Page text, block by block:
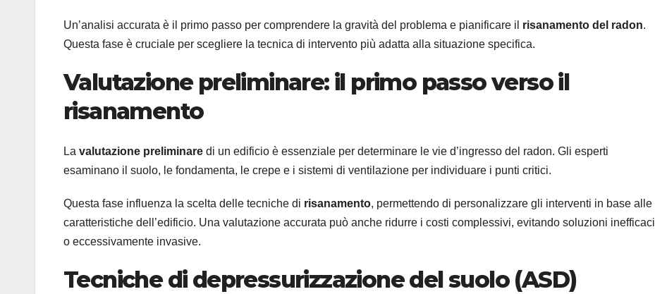
Un’analisi accurata è il primo passo per comprendere la gravità del problema e pianificare il risanamento del radon.
Questa fase è cruciale per scegliere la tecnica di intervento più adatta alla situazione specifica.
Valutazione preliminare: il primo passo verso il
risanamento
La valutazione preliminare di un edificio è essenziale per determinare le vie d’ingresso del radon. Gli esperti
esaminano il suolo, le fondamenta, le crepe e i sistemi di ventilazione per individuare i punti critici.
Questa fase influenza la scelta delle tecniche di risanamento, permettendo di personalizzare gli interventi in base alle
caratteristiche dell’edificio. Una valutazione accurata può anche ridurre i costi complessivi, evitando soluzioni inefficaci
o eccessivamente invasive.
Tecniche di depressurizzazione del suolo (ASD)